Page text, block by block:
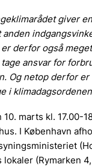
giver
anden
derfor også
ansvar for
Og netop derfor
i
10. marts kl. 17.00-
I København
lokaler (Rymarken